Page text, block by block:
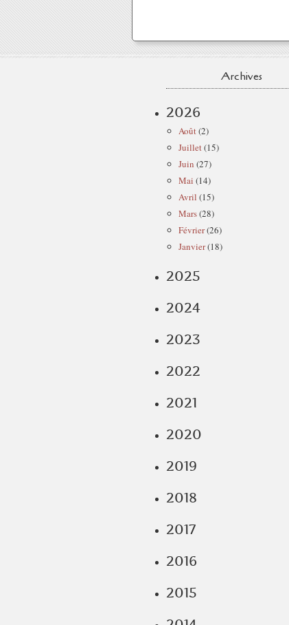
Archives
2026
Août(2)
Juillet(15)
Juin (27)
Mai (14)
Avril (15)
Mars(28)
Février(26)
Janvier(18)
2025
2024
2023
2022
2021
2020
2019
2018
2017
2016
2015